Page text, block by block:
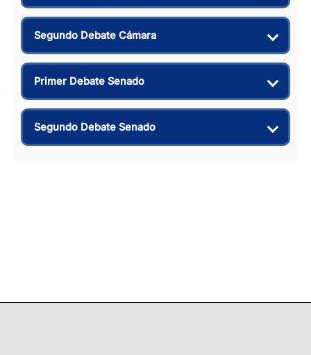
Segundo Debate Cámara
Primer Debate Senado
Segundo Debate Senado